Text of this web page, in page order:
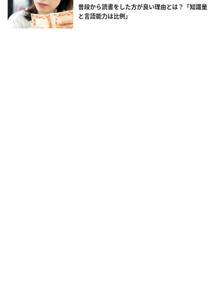
普段から読書をした方が良い理由とは？「知識量
と言語能力は比例」